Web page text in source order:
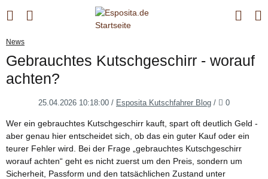
News
Gebrauchtes Kutschgeschirr - worauf
achten?
25.04.2026 10:18:00 / Esposita Kutschfahrer Blog / 0
Wer ein gebrauchtes Kutschgeschirr kauft, spart oft deutlich Geld -
aber genau hier entscheidet sich, ob das ein guter Kauf oder ein
teurer Fehler wird. Bei der Frage „gebrauchtes Kutschgeschirr
worauf achten“ geht es nicht zuerst um den Preis, sondern um
Sicherheit, Passform und den tatsächlichen Zustand unter